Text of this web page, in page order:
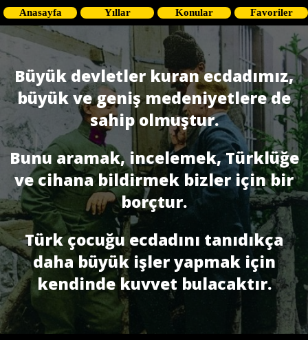
Anasayfa Yıllar Konular Favoriler
Büyük devletler kuran ecdadımız,
büyük ve geniş medeniyetlere de
sahip olmuştur.
Bunu aramak, incelemek, Türklüğe
ve cihana bildirmek bizler için bir
borçtur.
Türk çocuğu ecdadını tanıdıkça
daha büyük işler yapmak için
kendinde kuvvet bulacaktır.